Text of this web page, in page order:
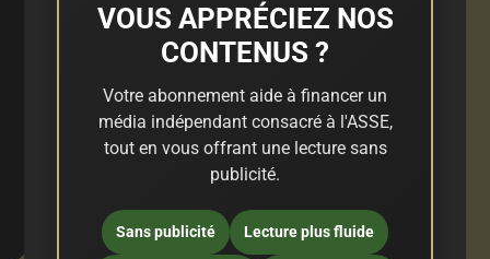
VOUS APPRÉCIEZ NOS
CONTENUS ?
Votre abonnement aide à financer un
média indépendant consacré à l'ASSE,
tout en vous offrant une lecture sans
publicité.
Sans publicité Lecture plus fluide